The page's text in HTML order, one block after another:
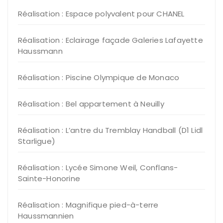
Réalisation : Espace polyvalent pour CHANEL
Réalisation : Eclairage façade Galeries Lafayette
Haussmann
Réalisation : Piscine Olympique de Monaco
Réalisation : Bel appartement à Neuilly
Réalisation : L’antre du Tremblay Handball (D1 Lidl
Starligue)
Réalisation : Lycée Simone Weil, Conflans-
Sainte-Honorine
Réalisation : Magnifique pied-à-terre
Haussmannien